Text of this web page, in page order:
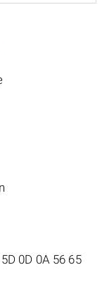
0D 0A 56 65